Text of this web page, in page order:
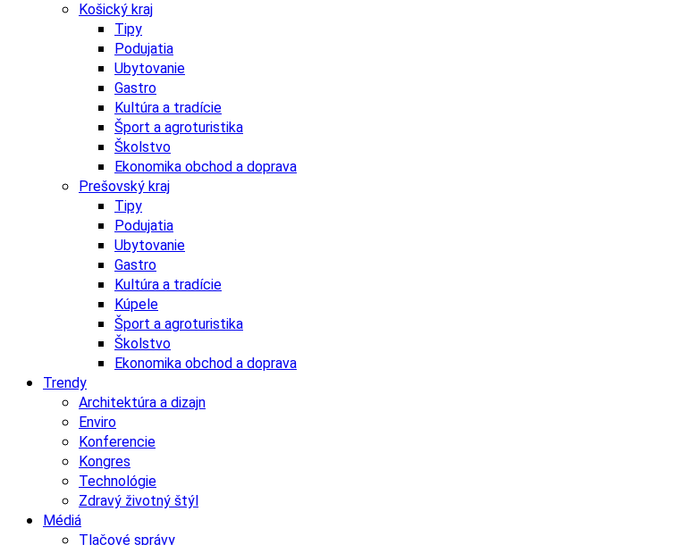
Košický kraj
Tipy
Podujatia
Ubytovanie
Gastro
Kultúra a tradície
Šport a agroturistika
Školstvo
Ekonomika obchod a doprava
Prešovský kraj
Tipy
Podujatia
Ubytovanie
Gastro
Kultúra a tradície
Kúpele
Šport a agroturistika
Školstvo
Ekonomika obchod a doprava
Trendy
Architektúra a dizajn
Enviro
Konferencie
Kongres
Technológie
Zdravý životný štýl
Médiá
Tlačové správy